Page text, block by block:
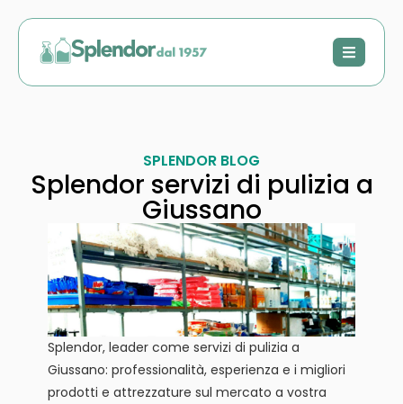
SPLENDOR BLOG
Splendor servizi di pulizia a
Giussano
Splendor, leader come servizi di pulizia a
Giussano: professionalità, esperienza e i migliori
prodotti e attrezzature sul mercato a vostra